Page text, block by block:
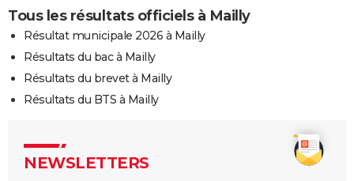
Tous les résultats officiels à Mailly
Résultat municipale 2026 à Mailly
Résultats du bac à Mailly
Résultats du brevet à Mailly
Résultats du BTS à Mailly
NEWSLETTERS